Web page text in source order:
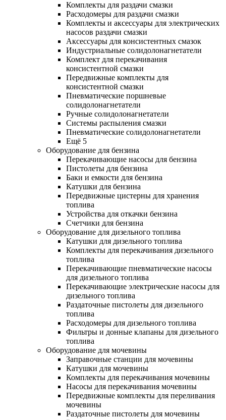
Комплекты для раздачи смазки
Расходомеры для раздачи смазки
Комплекты и аксессуары для электрических
насосов раздачи смазки
Аксессуары для консистентных смазок
Индустриальные солидолонагнетатели
Комплект для перекачивания
консистентной смазки
Передвижные комплекты для
консистентной смазки
Пневматические поршневые
солидолонагнетатели
Ручные солидолонагнетатели
Системы распыления смазки
Пневматические солидолонагнетатели
Ещё 5
Оборудование для бензина
Перекачивающие насосы для бензина
Пистолеты для бензина
Баки и емкости для бензина
Катушки для бензина
Передвижные цистерны для хранения
топлива
Устройства для откачки бензина
Счетчики для бензина
Оборудование для дизельного топлива
Катушки для дизельного топлива
Комплекты для перекачивания дизельного
топлива
Перекачивающие пневматические насосы
для дизельного топлива
Перекачивающие электрические насосы для
дизельного топлива
Раздаточные пистолеты для дизельного
топлива
Расходомеры для дизельного топлива
Фильтры и донные клапаны для дизельного
топлива
Оборудование для мочевины
Заправочные станции для мочевины
Катушки для мочевины
Комплекты для перекачивания мочевины
Насосы для перекачивания мочевины
Передвижные комплекты для переливания
мочевины
Раздаточные пистолеты для мочевины